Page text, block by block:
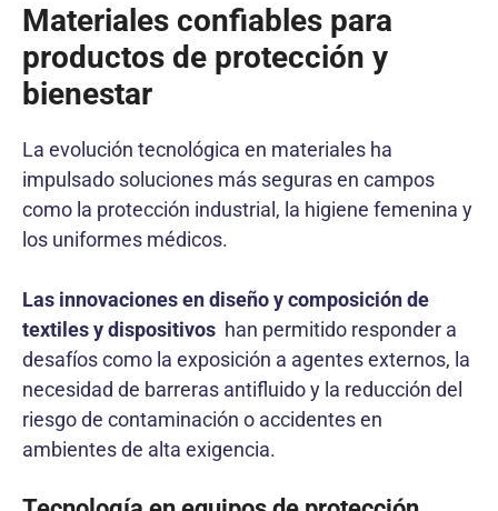
Materiales confiables para
productos de protección y
bienestar
La evolución tecnológica en materiales ha
impulsado soluciones más seguras en campos
como la protección industrial, la higiene femenina y
los uniformes médicos.
Las innovaciones en diseño y composición de
textiles y dispositivos han permitido responder a
desafíos como la exposición a agentes externos, la
necesidad de barreras antifluido y la reducción del
riesgo de contaminación o accidentes en
ambientes de alta exigencia.